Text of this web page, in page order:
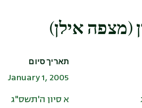
(מצפה אילן)
תאריך סיום
January 1, 2005
א סיון ה'תשס"ג